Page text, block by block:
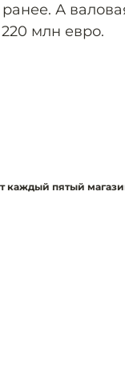
А
млн евро.
каждый пятый